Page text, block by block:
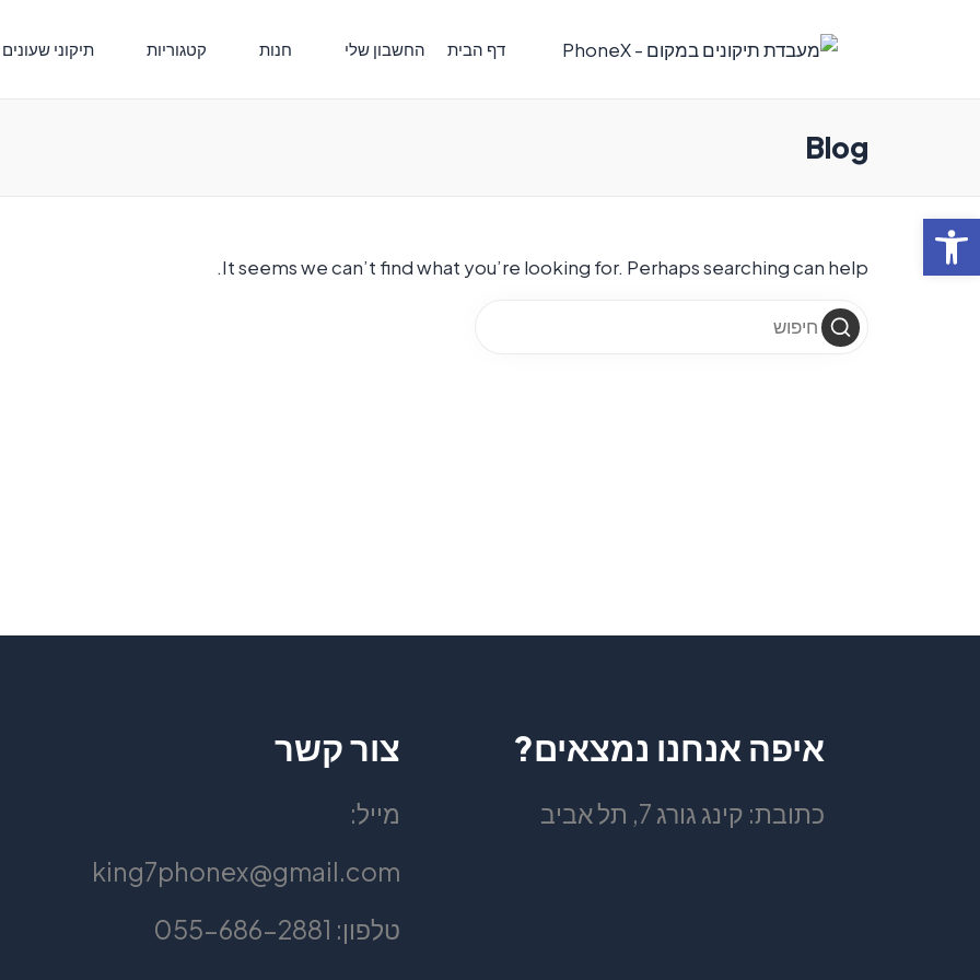
דף הבית החשבון שלי חנות קטגוריות תיקוני שעונים
Blog
It seems we can’t find what you’re looking for. Perhaps searching can help.
צור קשר
מייל:
king7phonex@gmail.com
טלפון: 055-686-2881
איפה אנחנו נמצאים?
כתובת: קינג גורג 7, תל אביב
פתח סרגל נגישות